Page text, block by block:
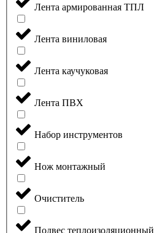
Лента армированная ТПЛ
Лента виниловая
Лента каучуковая
Лента ПВХ
Набор инструментов
Нож монтажный
Очиститель
Подвес теплоизоляционный